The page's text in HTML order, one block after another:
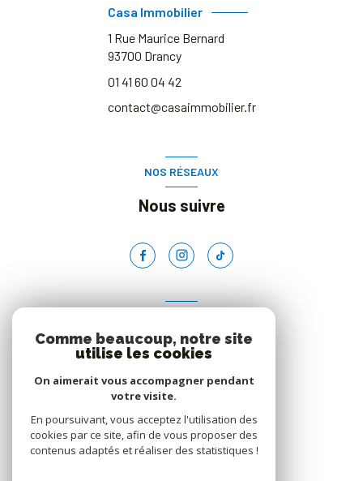
Casa Immobilier
1 Rue Maurice Bernard
93700 Drancy
01 41 60 04 42
contact@casaimmobilier.fr
NOS RÉSEAUX
Nous suivre
Nous adhérons
Comme beaucoup, notre site
utilise les cookies
On aimerait vous accompagner pendant
votre visite.
En poursuivant, vous acceptez l'utilisation des
cookies par ce site, afin de vous proposer des
contenus adaptés et réaliser des statistiques !